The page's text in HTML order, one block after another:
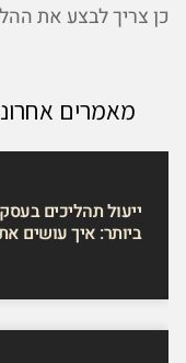
כן צריך לבצע את
מאמרים
ייעול תהליכים
ביותר: איך עושים